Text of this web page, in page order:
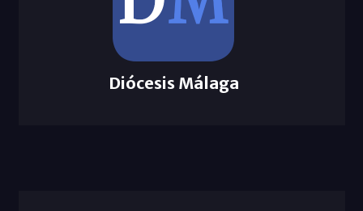
Diócesis Málaga